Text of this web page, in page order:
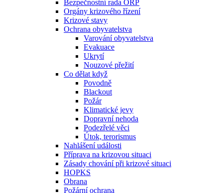
Bezpečnostní rada ORP
Orgány krizového řízení
Krizové stavy
Ochrana obyvatelstva
Varování obyvatelstva
Evakuace
Ukrytí
Nouzové přežití
Co dělat když
Povodně
Blackout
Požár
Klimatické jevy
Dopravní nehoda
Podezřelé věci
Útok, terorismus
Nahlášení události
Příprava na krizovou situaci
Zásady chování při krizové situaci
HOPKS
Obrana
Požární ochrana